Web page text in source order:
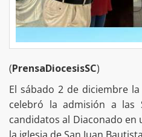
(PrensaDiocesisSC)
El sábado 2 de diciembre
celebró la admisión a las
candidatos al Diaconado en